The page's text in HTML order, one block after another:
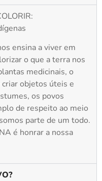
ensina a viver em
o que a terra nos
medicinais, o
objetos úteis e
os povos
de respeito ao meio
parte de um todo.
é honrar a nossa